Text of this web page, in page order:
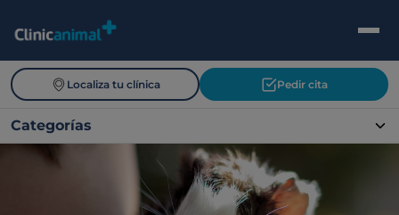
Localiza tu clínica Pedir cita
Categorías